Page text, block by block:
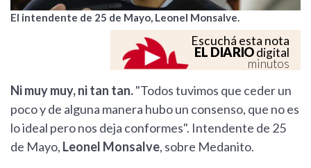
El intendente de 25 de Mayo, Leonel Monsalve.
Escuchá esta nota
EL DIARIOdigital
minutos
Ni muy muy, ni tan tan."Todos tuvimos que ceder un
poco y de alguna manera hubo un consenso, que no es
lo ideal pero nos deja conformes". Intendente de 25
de Mayo, Leonel Monsalve, sobre Medanito.